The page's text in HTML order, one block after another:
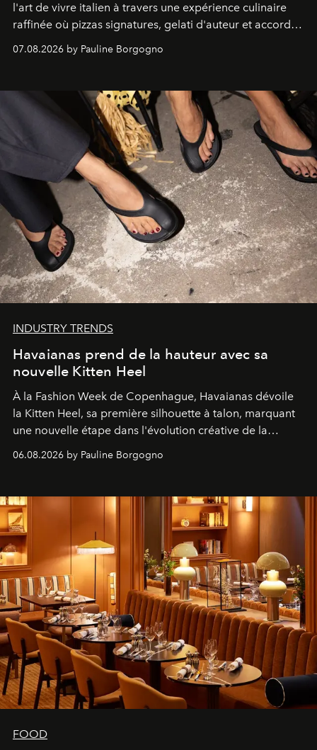
l'art de vivre italien à travers une expérience culinaire
raffinée où pizzas signatures, gelati d'auteur et accords
07.08.2026 by Pauline Borgogno
INDUSTRY TRENDS
Havaianas prend de la hauteur avec sa
nouvelle Kitten Heel
À la Fashion Week de Copenhague, Havaianas dévoile
la Kitten Heel, sa première silhouette à talon, marquant
une nouvelle étape dans l'évolution créative de la
06.08.2026 by Pauline Borgogno
FOOD